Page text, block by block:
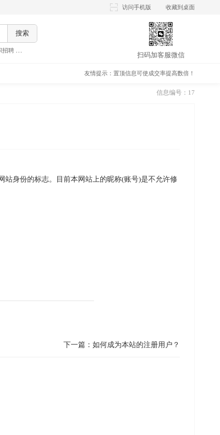
访问手机版 收藏到桌面
搜索
招聘 晚上兼职招聘 ,
扫码加客服微信
友情提示：置顶信息可使成交率提高数倍！
信息编号：17
身份的标志。目前本网站上的昵称(账号)是不允许修
下一篇： 如何成为本站的注册用户？